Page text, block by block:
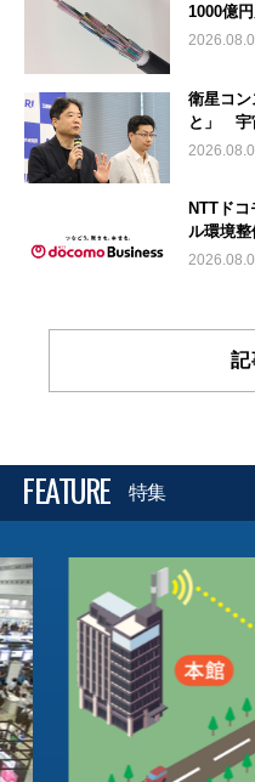
1000億
衛星コン
と」 宇
NTTドコ
ル環境
記
FEATURE 特集